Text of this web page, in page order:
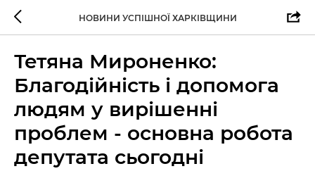
НОВИНИ УСПІШНОЇ ХАРКІВЩИНИ
Тетяна Мироненко:
Благодійність і допомога
людям у вирішенні
проблем - основна робота
депутата сьогодні